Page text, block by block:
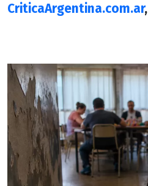
CriticaArgentina.com.ar,